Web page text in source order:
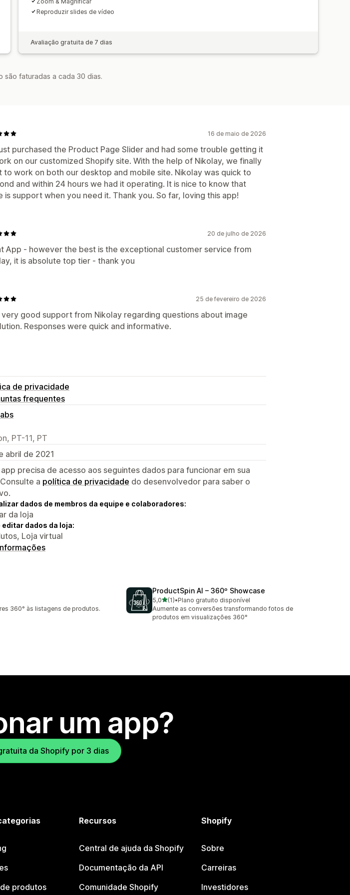
Reproduzir slides de vídeo
Avaliação gratuita de 7 dias
são faturadas a cada 30 dias.
16 de maio de 2026
purchased the Product Page Slider and had some trouble getting it
on our customized Shopify site. With the help of Nikolay, we finally
to work on both our desktop and mobile site. Nikolay was quick to
and within 24 hours we had it operating. It is nice to know that
is support when you need it. Thank you. So far, loving this app!
20 de julho de 2026
App - however the best is the exceptional customer service from
it is absolute top tier - thank you
25 de fevereiro de 2026
very good support from Nikolay regarding questions about image
Responses were quick and informative.
de privacidade
frequentes
PT-11, PT
abril de 2021
app precisa de acesso aos seguintes dados para funcionar em sua
a política de privacidade do desenvolvedor para saber o
dados de membros da equipe e colaboradores:
da loja
editar dados da loja:
Loja virtual
360° às listagens de produtos.
ProductSpin AI – 360º Showcase
5,0de 5 estrelas
(1)
1 avaliações ao todo
•Plano gratuito disponível
Aumente as conversões transformando fotos de
produtos em visualizações 360°
um app?
da Shopify por 3 dias
produtos
Recursos
Central de ajuda da Shopify
Documentação da API
Comunidade Shopify
Shopify
Sobre
Carreiras
Investidores